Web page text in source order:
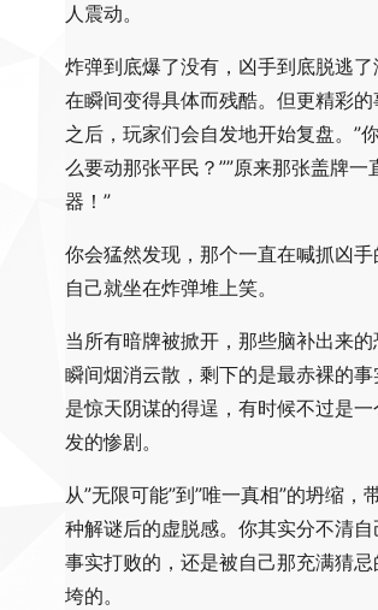
人震动。
炸弹到底爆了没有，凶手到底脱逃
在瞬间变得具体而残酷。但更精彩
之后，玩家们会自发地开始复盘。”
么要动那张平民？””原来那张盖牌一
器！”
你会猛然发现，那个一直在喊抓凶
自己就坐在炸弹堆上笑。
当所有暗牌被掀开，那些脑补出来
瞬间烟消云散，剩下的是最赤裸的
是惊天阴谋的得逞，有时候不过是一
发的惨剧。
从”无限可能”到”唯一真相”的坍缩，
种解谜后的虚脱感。你其实分不清
事实打败的，还是被自己那充满猜
垮的。